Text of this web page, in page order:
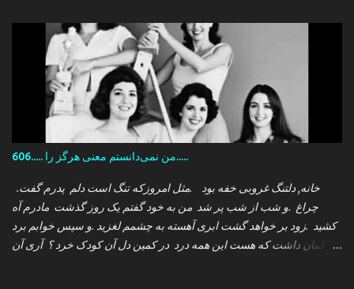
606..... من نمی‌دانستم معنی هرگز را.....
.خانه, دلتنگ غروبی خفه بود .مثل امروزکه تنگ است دلم پدرم گفت
چراغ .و شب از شب پر شد من به خود گفتم یک روز گذشت مادرم آه
کشید .زود بر خواهد گشت ابری آهسته به چشمم لغزید .و سپس خوابم برد
که گمان داشت که هست این همه درد در کمین دل آن کودک خرد ؟ آری آن